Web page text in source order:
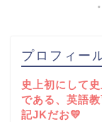
プロフィー
史上初にして
である、英語
記JKだお💛